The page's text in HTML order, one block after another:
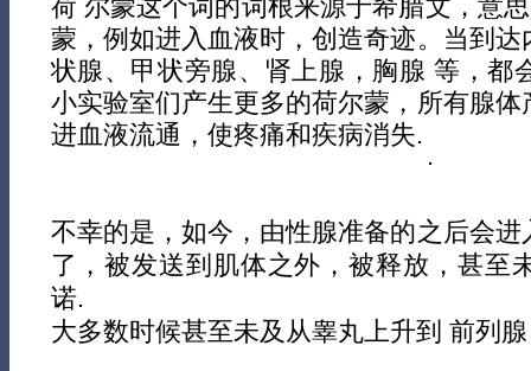
荷 尔蒙这个词的词根来源于希腊文，意
蒙，例如进入血液时，创造奇迹。当到
状腺、甲状旁腺、肾上腺，胸腺 等，都
小实验室们产生更多的荷尔蒙，所有腺
进血液流通，使疼痛和疾病消失.
不幸的是，如今，由性腺准备的之后会
了，被发送到肌体之外，被释放，甚至
诺.
大多数时候甚至未及从睾丸上升到 前列